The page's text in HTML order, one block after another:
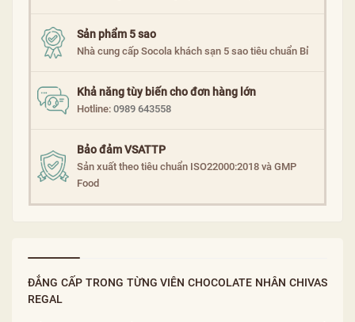
Sản phẩm 5 sao
Nhà cung cấp Socola khách sạn 5 sao tiêu chuẩn Bỉ
Khả năng tùy biến cho đơn hàng lớn
Hotline: 0989 643558
Bảo đảm VSATTP
Sản xuất theo tiêu chuẩn ISO22000:2018 và GMP
Food
ĐẲNG CẤP TRONG TỪNG VIÊN CHOCOLATE NHÂN CHIVAS
REGAL